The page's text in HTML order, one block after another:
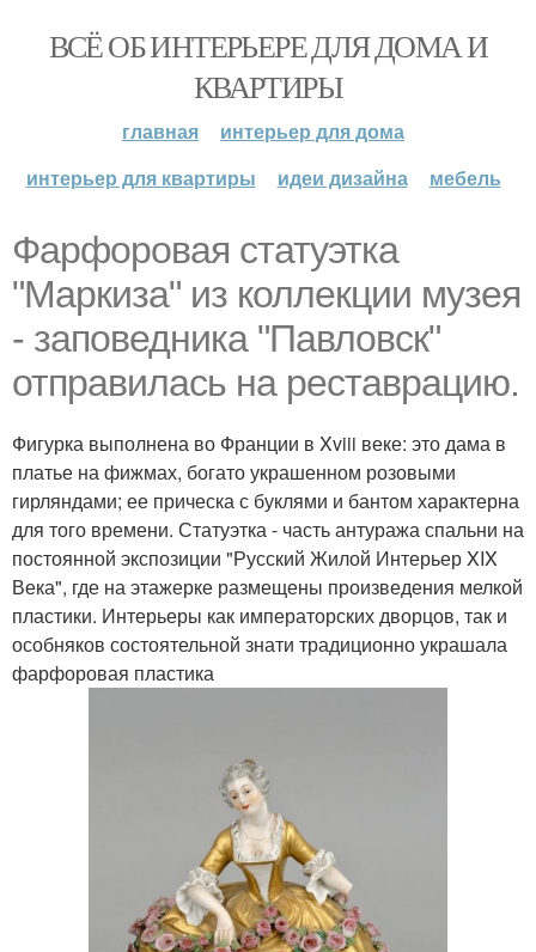
ВСЁ ОБ ИНТЕРЬЕРЕ ДЛЯ ДОМА И
КВАРТИРЫ
главная
интерьер для дома
интерьер для квартиры
идеи дизайна мебель
Фарфоровая статуэтка
"Маркиза" из коллекции музея
- заповедника "Павловск"
отправилась на реставрацию.
Фигурка выполнена во Франции в Xviii веке: это дама в
платье на фижмах, богато украшенном розовыми
гирляндами; ее прическа с буклями и бантом характерна
для того времени. Статуэтка - часть антуража спальни на
постоянной экспозиции "Русский Жилой Интерьер XIX
Века", где на этажерке размещены произведения мелкой
пластики. Интерьеры как императорских дворцов, так и
особняков состоятельной знати традиционно украшала
фарфоровая пластика